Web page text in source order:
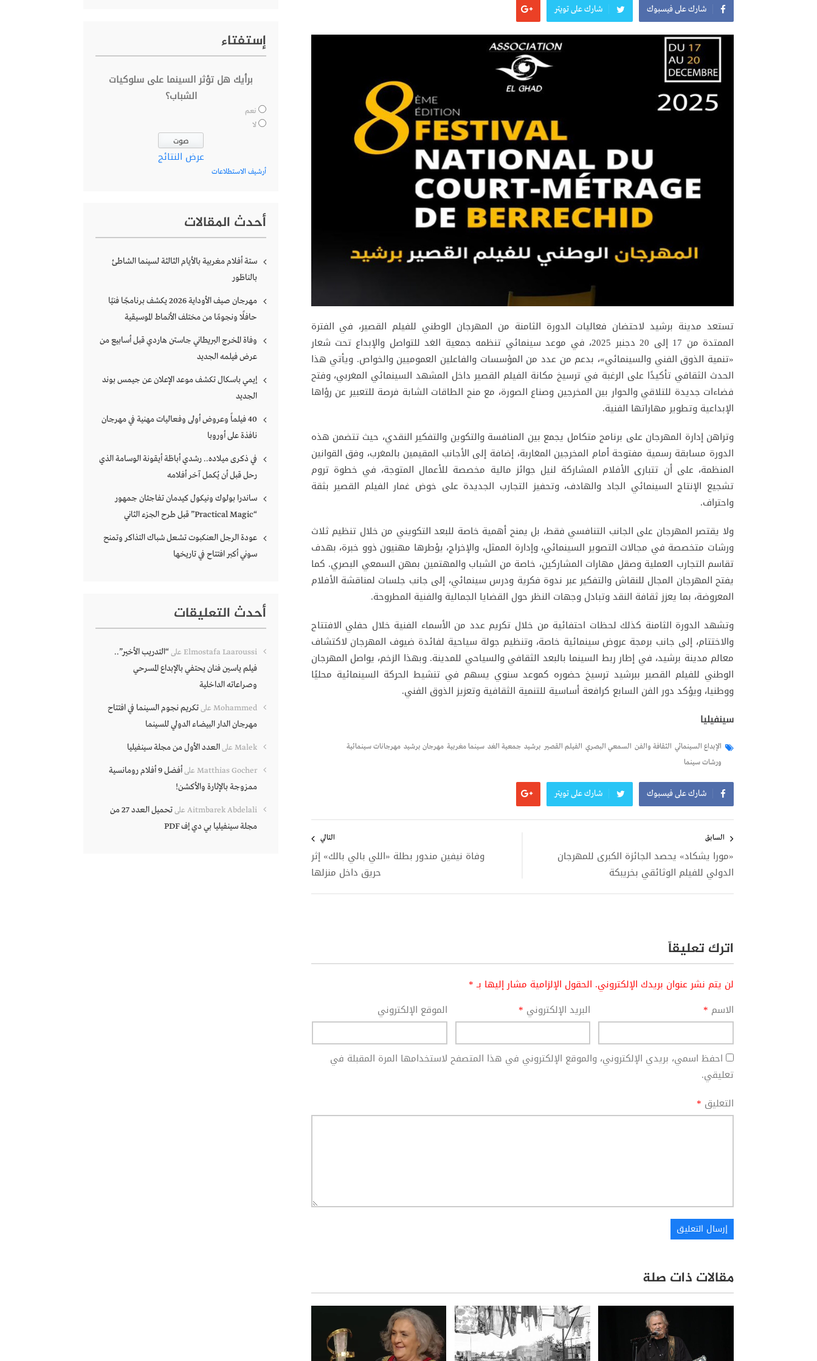
شارك على فيسبوك شارك على تويتر
تستعد مدينة برشيد لاحتضان فعاليات الدورة الثامنة من المهرجان الوطني للفيلم القصير، في الفترة
الممتدة من 17 إلى 20 دجنبر 2025، في موعد سينمائي تنظمه جمعية الغد للتواصل والإبداع تحت شعار
«تنمية الذوق الفني والسينمائي»، بدعم من عدد من المؤسسات والفاعلين العموميين والخواص. ويأتي هذا
الحدث الثقافي تأكيدًا على الرغبة في ترسيخ مكانة الفيلم القصير داخل المشهد السينمائي المغربي، وفتح
فضاءات جديدة للتلاقي والحوار بين المخرجين وصناع الصورة، مع منح الطاقات الشابة فرصة للتعبير عن رؤاها
الإبداعية وتطوير مهاراتها الفنية.
وتراهن إدارة المهرجان على برنامج متكامل يجمع بين المنافسة والتكوين والتفكير النقدي، حيث تتضمن هذه
الدورة مسابقة رسمية مفتوحة أمام المخرجين المغاربة، إضافة إلى الأجانب المقيمين بالمغرب، وفق القوانين
المنظمة، على أن تتبارى الأفلام المشاركة لنيل جوائز مالية مخصصة للأعمال المتوجة، في خطوة تروم
تشجيع الإنتاج السينمائي الجاد والهادف، وتحفيز التجارب الجديدة على خوض غمار الفيلم القصير بثقة
واحتراف.
ولا يقتصر المهرجان على الجانب التنافسي فقط، بل يمنح أهمية خاصة للبعد التكويني من خلال تنظيم ثلاث
ورشات متخصصة في مجالات التصوير السينمائي، وإدارة الممثل، والإخراج، يؤطرها مهنيون ذوو خبرة، بهدف
تقاسم التجارب العملية وصقل مهارات المشاركين، خاصة من الشباب والمهتمين بمهن السمعي البصري. كما
يفتح المهرجان المجال للنقاش والتفكير عبر ندوة فكرية ودرس سينمائي، إلى جانب جلسات لمناقشة الأفلام
المعروضة، بما يعزز ثقافة النقد وتبادل وجهات النظر حول القضايا الجمالية والفنية المطروحة.
وتشهد الدورة الثامنة كذلك لحظات احتفائية من خلال تكريم عدد من الأسماء الفنية خلال حفلي الافتتاح
والاختتام، إلى جانب برمجة عروض سينمائية خاصة، وتنظيم جولة سياحية لفائدة ضيوف المهرجان لاكتشاف
معالم مدينة برشيد، في إطار ربط السينما بالبعد الثقافي والسياحي للمدينة. وبهذا الزخم، يواصل المهرجان
الوطني للفيلم القصير ببرشيد ترسيخ حضوره كموعد سنوي يسهم في تنشيط الحركة السينمائية محليًا
ووطنيا، ويؤكد دور الفن السابع كرافعة أساسية للتنمية الثقافية وتعزيز الذوق الفني.
سينفيليا
الإبداع السينمائي الثقافة والفن السمعي البصري الفيلم القصير برشيد جمعية الغد سينما مغربية مهرجان برشيد مهرجانات سينمائية
ورشات سينما
شارك على فيسبوك شارك على تويتر
المقالات
السابق
«مورا يشكاد» يحصد الجائزة الكبرى للمهرجان
الدولي للفيلم الوثائقي بخريبكة
التالي
وفاة نيفين مندور بطلة «اللي بالي بالك» إثر
حريق داخل منزلها
اترك تعليقاً
لن يتم نشر عنوان بريدك الإلكتروني. الحقول الإلزامية مشار إليها بـ*
الاسم * البريد الإلكتروني * الموقع الإلكتروني
احفظ اسمي، بريدي الإلكتروني، والموقع الإلكتروني في هذا المتصفح لاستخدامها المرة المقبلة في
تعليقي.
التعليق *
مقالات ذات صلة
إستفتاء
برأيك هل تؤثر السينما على سلوكيات
الشباب؟
نعم
لا
عرض النتائج
أرشيف الاستطلاعات
أحدث المقالات
ستة أفلام مغربية بالأيام الثالثة لسينما الشاطئ
بالناظور
مهرجان صيف الأوداية 2026 يكشف برنامجًا فنيًا
حافلًا ونجومًا من مختلف الأنماط الموسيقية
وفاة المخرج البريطاني جاستن هاردي قبل أسابيع من
عرض فيلمه الجديد
إيمي باسكال تكشف موعد الإعلان عن جيمس بوند
الجديد
40 فيلماً وعروض أولى وفعاليات مهنية في مهرجان
نافذة على أوروبا
في ذكرى ميلاده.. رشدي أباظة أيقونة الوسامة الذي
رحل قبل أن يُكمل آخر أفلامه
ساندرا بولوك ونيكول كيدمان تفاجئان جمهور
“Practical Magic” قبل طرح الجزء الثاني
عودة الرجل العنكبوت تشعل شباك التذاكر وتمنح
سوني أكبر افتتاح في تاريخها
أحدث التعليقات
Elmostafa Laaroussi على“التدريب الأخير”..
فيلم ياسين فنان يحتفي بالإبداع المسرحي
وصراعاته الداخلية
Mohammed علىتكريم نجوم السينما في افتتاح
مهرجان الدار البيضاء الدولي للسينما
Malek علىالعدد الأول من مجلة سينفيليا
Matthias Gocher على
أفضل 9 أفلام رومانسية
ممزوجة بالإثارة والأكشن!
Aitmbarek Abdelali على
تحميل العدد 27 من
مجلة سينفيليا بي دي إف PDF